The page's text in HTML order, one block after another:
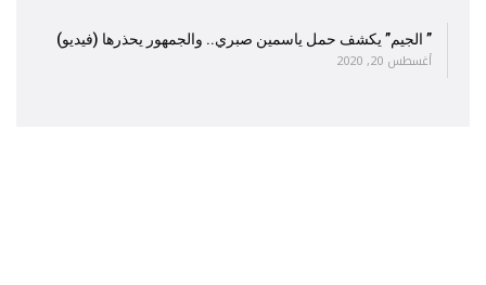
” الجيم” يكشف حمل ياسمين صبري.. والجمهور يحذرها (فيديو)
أغسطس 20, 2020